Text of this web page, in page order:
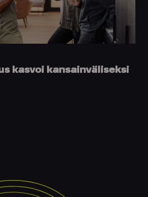
kasvoi kansainväliseksi